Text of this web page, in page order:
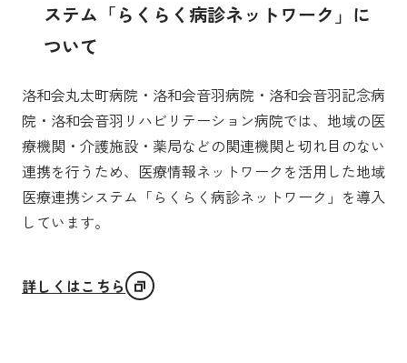
ステム「らくらく病診ネットワーク」に
ついて
洛和会丸太町病院・洛和会音羽病院・洛和会音羽記念病
院・洛和会音羽リハビリテーション病院では、地域の医
療機関・介護施設・薬局などの関連機関と切れ目のない
連携を行うため、医療情報ネットワークを活用した地域
医療連携システム「らくらく病診ネットワーク」を導入
しています。
詳しくはこちら